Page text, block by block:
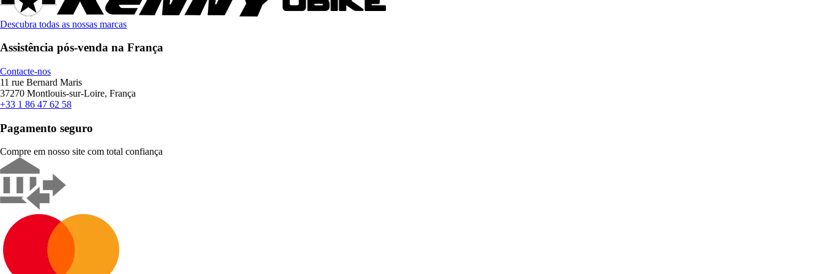
Descubra todas as nossas marcas
Assistência pós-venda na França
Contacte-nos
11 rue Bernard Maris
37270 Montlouis-sur-Loire, França
+33 1 86 47 62 58
Pagamento seguro
Compre em nosso site com total confiança